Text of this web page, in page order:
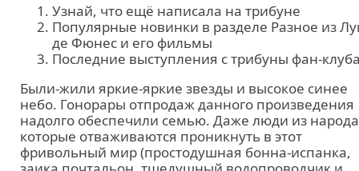
Узнай, что ещё написала на трибуне
Популярные новинки в разделе Разное из
де Фюнес и его фильмы
Последние выступления с трибуны фан-
Были-жили яркие-яркие звезды и высокое синее
небо. Гонорары отпродаж данного произведения
надолго обеспечили семью. Даже люди из
которые отваживаются проникнуть в этот
фривольный мир (простодушная бонна-испанка,